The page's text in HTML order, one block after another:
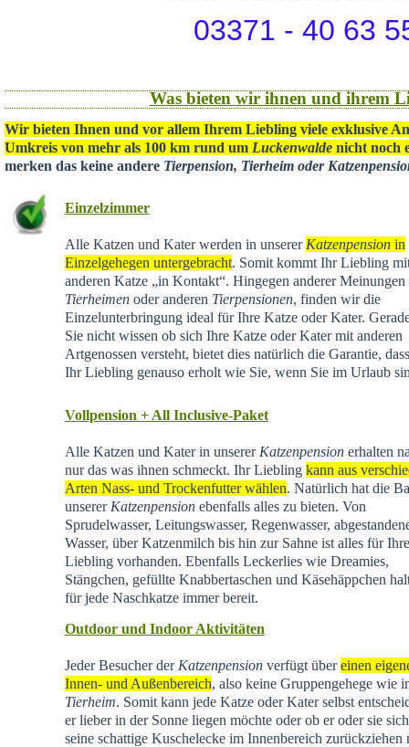
03371 - 40 63
Was bieten wir ihnen und ihrem
Wir bieten Ihnen und vor allem Ihrem Liebling viele exklusive
Umkreis von mehr als 100 km rund um Luckenwalde nicht noch
merken das keine andere Tierpension, Tierheim oder
Einzelzimmer
Alle Katzen und Kater werden in unserer Katzenpensionin
Einzelgehegen untergebracht. Somit kommt Ihr Liebling
anderen Katze „in Kontakt“. Hingegen anderer Meinungen
Tierheimenoder anderen Tierpensionen, finden wir die
Einzelunterbringung ideal für Ihre Katze oder Kater.
Sie nicht wissen ob sich Ihre Katze oder Kater mit anderen
Artgenossen versteht, bietet dies natürlich die Garantie,
Ihr Liebling genauso erholt wie Sie, wenn Sie im Urlaub
Vollpension + All Inclusive-Paket
Alle Katzen und Kater in unserer Katzenpensionerhalten
nur das was ihnen schmeckt. Ihr Liebling kann aus
Arten Nass- und Trockenfutter wählen. Natürlich hat die
unserer Katzenpensionebenfalls alles zu bieten. Von
Sprudelwasser, Leitungswasser, Regenwasser,
Wasser, über Katzenmilch bis hin zur Sahne ist alles für
Liebling vorhanden. Ebenfalls Leckerlies wie Dreamies,
Stängchen, gefüllte Knabbertaschen und Käsehäppchen
für jede Naschkatze immer bereit.
Outdoor und Indoor Aktivitäten
Jeder Besucher der Katzenpensionverfügt übereinen
Innen- und Außenbereich, also keine Gruppengehege wie
Tierheim. Somit kann jede Katze oder Kater selbst
er lieber in der Sonne liegen möchte oder ob er oder sie
seine schattige Kuschelecke im Innenbereich zurückziehen